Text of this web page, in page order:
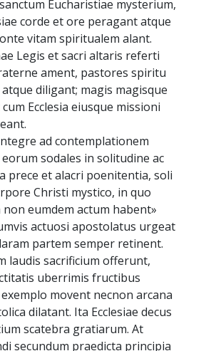
Eucharistiae mysterium,
corde et ore peragant atque
vitam spiritualem alant.
Legis et sacri altaris referti
ament, pastores spiritu
diligant; magis magisque
Ecclesia eiusque missioni
ad contemplationem
sodales in solitudine ac
prece et alacri poenitentia, soli
Christi mystico, in quo
non eumdem actum habent»
actuosi apostolatus urgeat
partem semper retinent.
laudis sacrificium offerunt,
uberrimis fructibus
movent necnon arcana
dilatant. Ita Ecclesiae decus
scatebra gratiarum. At
secundum praedicta principia